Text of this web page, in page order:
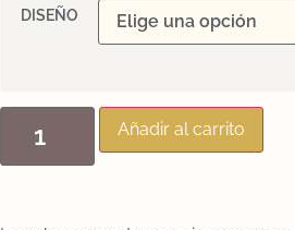
DISEÑO
Añadir al carrito